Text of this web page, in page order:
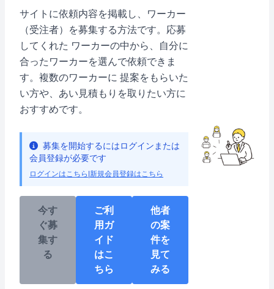
サイトに依頼内容を掲載し、ワーカー
（受注者）を募集する方法です。応募
してくれた ワーカーの中から、自分に
合ったワーカーを選んで依頼できま
す。複数のワーカーに 提案をもらいた
い方や、あい見積もりを取りたい方に
おすすめです。
募集を開始するにはログインまたは
会員登録が必要です
ログインはこちら 新規会員登録はこちら
今す
ぐ募
集す
る
ご利
用ガ
イド
はこ
ちら
他者
の案
件を
見て
みる